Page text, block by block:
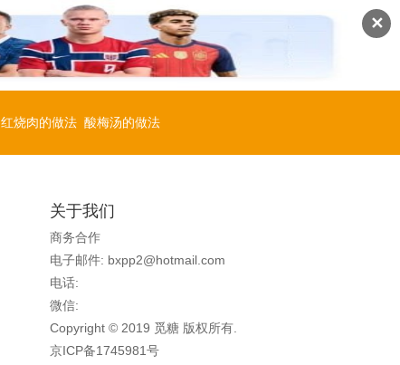
✕
红烧肉的做法 酸梅汤的做法
关于我们
商务合作
电子邮件: bxpp2@hotmail.com
电话:
微信:
Copyright © 2019 觅糖 版权所有.
京ICP备1745981号